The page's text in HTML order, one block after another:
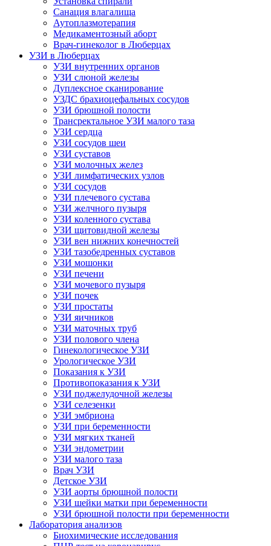
Санация влагалища
Аутоплазмотерапия
Медикаментозный аборт
Врач-гинеколог в Люберцах
УЗИ в Люберцах
УЗИ внутренних органов
УЗИ слюной железы
Дуплексное сканирование
УЗДС брахиоцефальных сосудов
УЗИ брюшной полости
Трансректальное УЗИ малого таза
УЗИ сердца
УЗИ сосудов шеи
УЗИ суставов
УЗИ молочных желез
УЗИ лимфатических узлов
УЗИ сосудов
УЗИ плечевого сустава
УЗИ желчного пузыря
УЗИ коленного сустава
УЗИ щитовидной железы
УЗИ вен нижних конечностей
УЗИ тазобедренных суставов
УЗИ мошонки
УЗИ печени
УЗИ мочевого пузыря
УЗИ почек
УЗИ простаты
УЗИ яичников
УЗИ маточных труб
УЗИ полового члена
Гинекологическое УЗИ
Урологическое УЗИ
Показания к УЗИ
Противопоказания к УЗИ
УЗИ поджелудочной железы
УЗИ селезенки
УЗИ эмбриона
УЗИ при беременности
УЗИ мягких тканей
УЗИ эндометрии
УЗИ малого таза
Врач УЗИ
Детское УЗИ
УЗИ аорты брюшной полости
УЗИ шейки матки при беременности
УЗИ брюшной полости при беременности
Лаборатория анализов
Биохимические исследования